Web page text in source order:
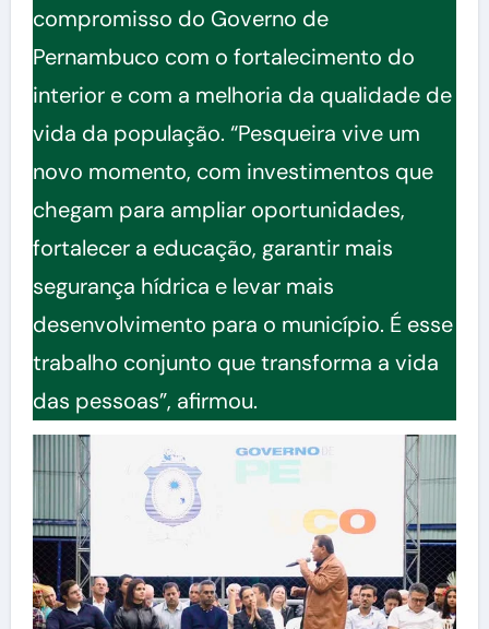
compromisso do Governo de
Pernambuco com o fortalecimento do
interior e com a melhoria da qualidade de
vida da população. “Pesqueira vive um
novo momento, com investimentos que
chegam para ampliar oportunidades,
fortalecer a educação, garantir mais
segurança hídrica e levar mais
desenvolvimento para o município. É esse
trabalho conjunto que transforma a vida
das pessoas”, afirmou.